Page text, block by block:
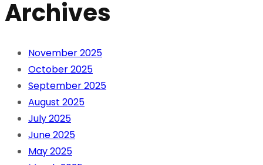
Archives
November 2025
October 2025
September 2025
August 2025
July 2025
June 2025
May 2025